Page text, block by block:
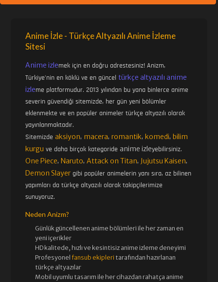
Anime İzle - Türkçe Altyazılı Anime İzleme
Sitesi
Anime izlemek için en doğru adrestesiniz! Anizm,
Türkiye'nin en köklü ve en günceltürkçe altyazılı anime
izleme platformudur. 2013 yılından bu yana binlerce anime
severin güvendiği sitemizde, her gün yeni bölümler
eklenmekte ve en popüler animeler türkçe altyazılı olarak
yayınlanmaktadır.
Sitemizdeaksiyon, macera,romantik, komedi, bilim
kurgu ve daha birçok kategoride anime izleyebilirsiniz.
One Piece, Naruto,Attack on Titan, Jujutsu Kaisen,
Demon Slayer gibi popüler animelerin yanı sıra, az bilinen
yapımları da türkçe altyazılı olarak takipçilerimize
sunuyoruz.
Neden Anizm?
Günlük güncellenen anime bölümleri ile her zaman en
yeni içerikler
HD kalitede, hızlı ve kesintisiz anime izleme deneyimi
Profesyonelfansub ekipleri tarafından hazırlanan
türkçe altyazılar
Mobil uyumlu tasarım ile her cihazdan rahatça anime